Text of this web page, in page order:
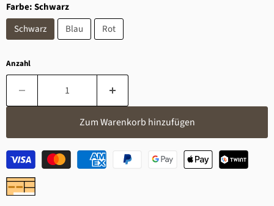
Farbe:Schwarz
Schwarz
Blau Rot
Anzahl
Zum Warenkorb hinzufügen